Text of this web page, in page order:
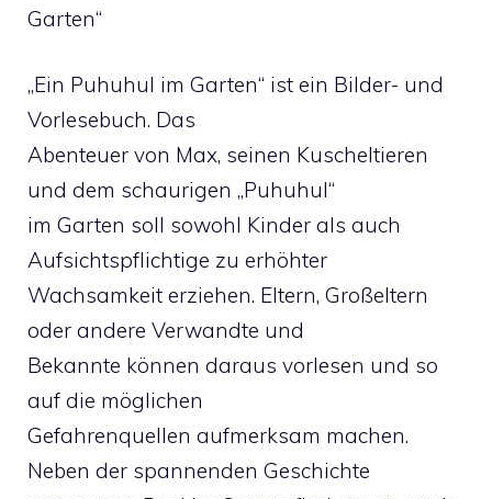
Garten“
„Ein Puhuhul im Garten“ ist ein Bilder- und
Vorlesebuch. Das
Abenteuer von Max, seinen Kuscheltieren
und dem schaurigen „Puhuhul“
im Garten soll sowohl Kinder als auch
Aufsichtspflichtige zu erhöhter
Wachsamkeit erziehen. Eltern, Großeltern
oder andere Verwandte und
Bekannte können daraus vorlesen und so
auf die möglichen
Gefahrenquellen aufmerksam machen.
Neben der spannenden Geschichte